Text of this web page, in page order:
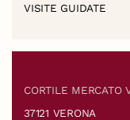
VISITE GUIDATE
CORTILE MERCATO
37121 VERONA